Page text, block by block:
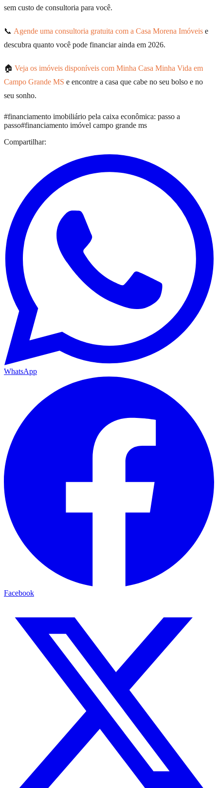
sem custo de consultoria para você.
📞 Agende uma consultoria gratuita com a Casa Morena Imóveis e
descubra quanto você pode financiar ainda em 2026.
🏠 Veja os imóveis disponíveis com Minha Casa Minha Vida em
Campo Grande MS e encontre a casa que cabe no seu bolso e no
seu sonho.
#financiamento imobiliário pela caixa econômica: passo a
passo#financiamento imóvel campo grande ms
Compartilhar:
WhatsApp
Facebook